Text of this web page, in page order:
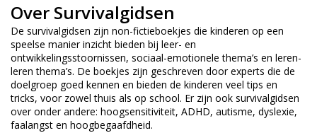
Over Survivalgidsen
De survivalgidsen zijn non-fictieboekjes die kinderen op een
speelse manier inzicht bieden bij leer- en
ontwikkelingsstoornissen, sociaal-emotionele thema’s en leren-
leren thema’s. De boekjes zijn geschreven door experts die de
doelgroep goed kennen en bieden de kinderen veel tips en
tricks, voor zowel thuis als op school. Er zijn ook survivalgidsen
over onder andere: hoogsensitiviteit, ADHD, autisme, dyslexie,
faalangst en hoogbegaafdheid.